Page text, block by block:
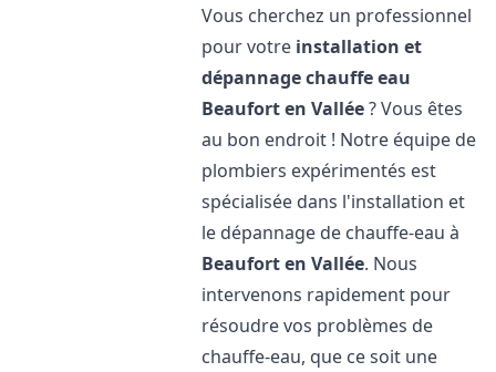
Vous cherchez un professionnel
pour votre installation et
dépannage chauffe eau
Beaufort en Vallée? Vous êtes
au bon endroit ! Notre équipe de
plombiers expérimentés est
spécialisée dans l'installation et
le dépannage de chauffe-eau à
Beaufort en Vallée. Nous
intervenons rapidement pour
résoudre vos problèmes de
chauffe-eau, que ce soit une